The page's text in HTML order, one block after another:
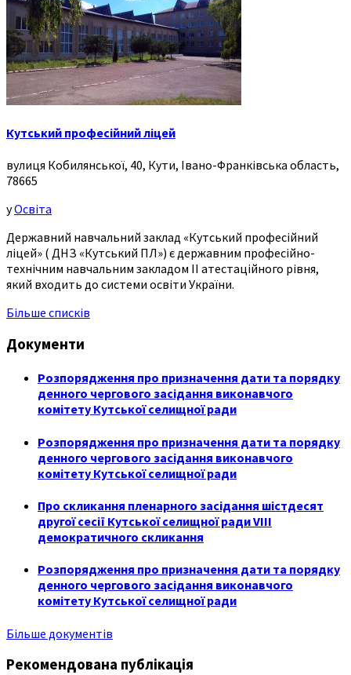
Кутський професійний ліцей
вулиця Кобилянської, 40, Кути, Івано-Франківська область,
78665
уОсвіта
Державний навчальний заклад «Кутський професійний
ліцей» ( ДНЗ «Кутський ПЛ») є державним професійно-
технічним навчальним закладом ІІ атестаційного рівня,
який входить до системи освіти України.
Більше списків
Документи
Розпорядження про призначення дати та порядку
денного чергового засідання виконавчого
комітету Кутської селищної ради
Розпорядження про призначення дати та порядку
денного чергового засідання виконавчого
комітету Кутської селищної ради
Про скликання пленарного засідання шістдесят
другої сесії Кутської селищної ради VIII
демократичного скликання
Розпорядження про призначення дати та порядку
денного чергового засідання виконавчого
комітету Кутської селищної ради
Більше документів
Рекомендована публікація